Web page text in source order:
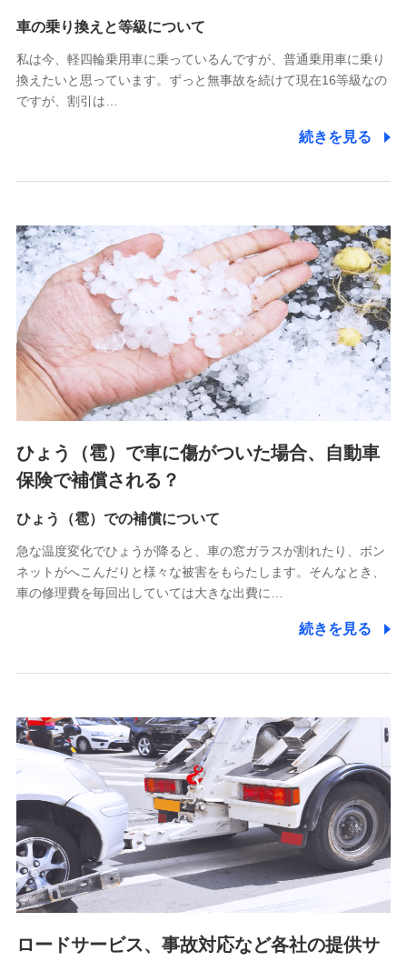
(https://www.tokiomarine-x.co.jp/)
(https://pshoken.co.jp/)
リトルファミリー少額短期保険株式会社
(https://www.littlefamily-ssi.com/)
郵便、電話、およびＥメール等により、当社と取引のあるも
た維持管理等の委託業務遂行のため、またそれらに付帯、関
連する当社および提携会社のサービスを案内、提供するため
（なお、当社は複数の保険会社と取引があり、取得した個人
情報を取引のある他の保険会社の商品・サービスをご提案す
るために利用させていただくことがあります。）
上記に係る連絡・手続き・管理等付帯業務を行うため
3.セミナー募集サイトから取得した個人情報
各種セミナーの案内、開催のため
上記に係る連絡・手続き・管理等付帯業務を行うため
4.家族・友達紹介にて取得した個人情報
被紹介者への連絡、及び当社と取引のあるもしくは委託を受
けている保険会社・提携会社の保険その他に関する情報を提
供し、金融商品等の契約を勧奨するため
アンケートやキャンペーン等の実施のため
上記に係る連絡・手続き・管理等付帯業務を行うため
5.通話録音にて取得する情報
7.社員（従業者）の個人情報
人事･勤怠･健康・労務等の管理、給与支給、福利厚生・採用
退職関連処理等の各種手続きのため、当社と従業員または従
業員同士の連絡のため
8.取引先個人情報
取引先としての選定業務、営業情報の提供業務、契約締結手
続き業務、取引管理業務、およびこれらに準ずる業務の遂行
のため
9.お問い合わせ情報
車の乗り換えと等級について
私は今、軽四輪乗用車に乗っているんですが、普通乗用車に乗り
換えたいと思っています。ずっと無事故を続けて現在16等級なの
ですが、割引は…
続きを見る
ひょう（雹）で車に傷がついた場合、自動車
保険で補償される？
ひょう（雹）での補償について
急な温度変化でひょうが降ると、車の窓ガラスが割れたり、ボン
ネットがへこんだりと様々な被害をもらたします。そんなとき、
車の修理費を毎回出していては大きな出費に…
続きを見る
ロードサービス、事故対応など各社の提供サ